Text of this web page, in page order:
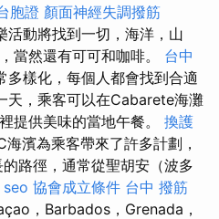
胞證 顏面神經失調撥筋
活動將找到一切，海洋，山
當然還有可可和咖啡。 台中
多樣化，每個人都會找到合適
天，乘客可以在Cabarete海灘
提供美味的當地午餐。 換護
濱為乘客帶來了許多計劃，
路徑，通常從聖胡安（波多
seo 協會成立條件 台中 撥筋
，Barbados，Grenada，